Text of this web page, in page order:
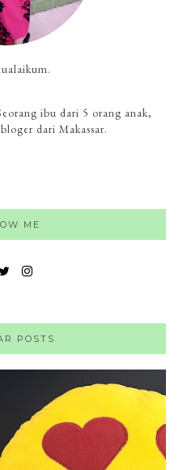
ibu dari 5 orang anak,
dari Makassar.
ME
POSTS